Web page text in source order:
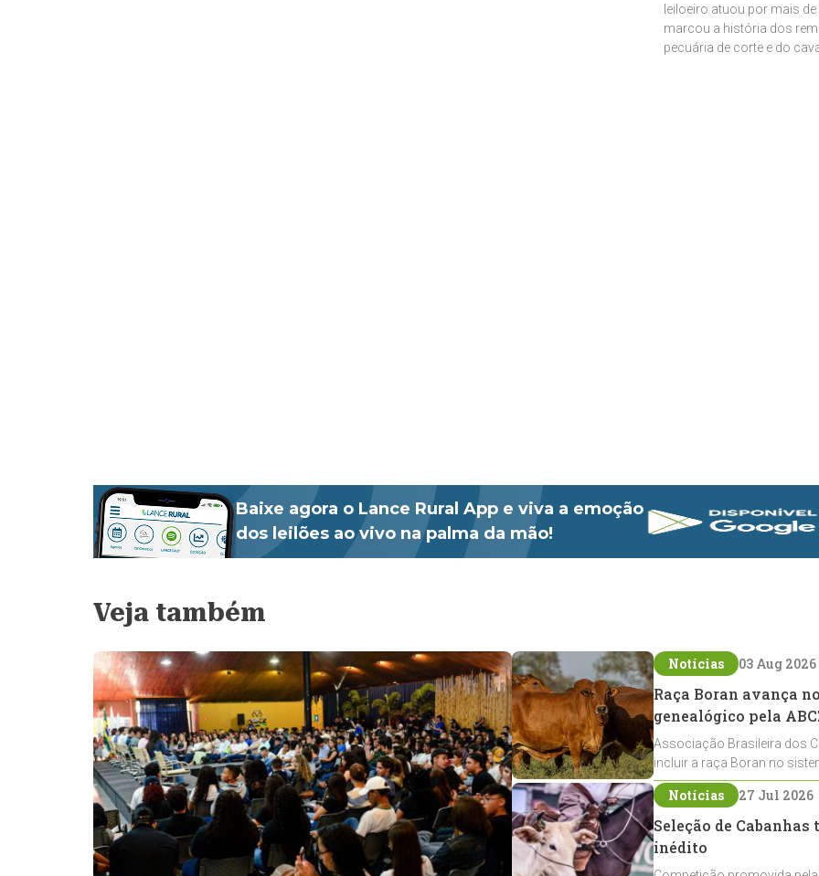
leiloeiro atuou por mais
marcou a história dos
pecuária de corte e do
Baixe agora o Lance Rural App e viva a emoção
dos leilões ao vivo na palma da mão!
Veja também
Notícias 03 Aug 2026
Raça Boran avança
genealógico pela
Associação Brasileira dos
incluir a raça Boran no
expansão na pecuária
Notícias 27 Jul 2026
Seleção de
inédito